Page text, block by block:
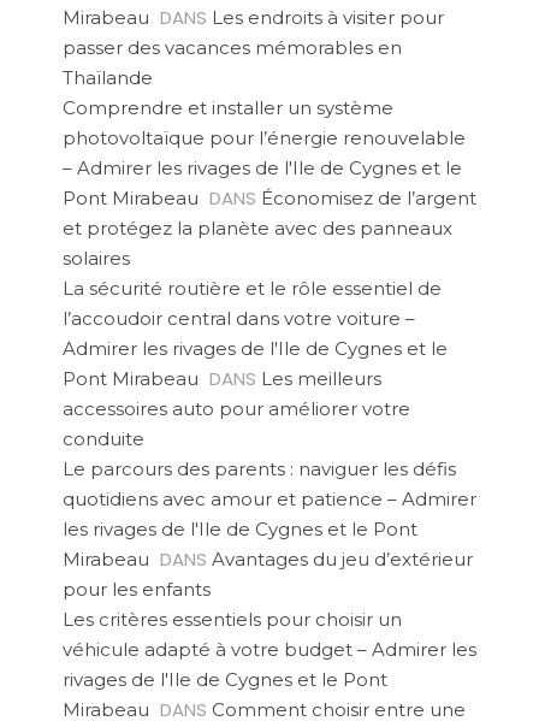
Mirabeau DANS Les endroits à visiter pour
passer des vacances mémorables en
Thaïlande
Comprendre et installer un système
photovoltaïque pour l’énergie renouvelable
– Admirer les rivages de l'Ile de Cygnes et le
Pont Mirabeau DANS Économisez de l’argent
et protégez la planète avec des panneaux
solaires
La sécurité routière et le rôle essentiel de
l’accoudoir central dans votre voiture –
Admirer les rivages de l'Ile de Cygnes et le
Pont Mirabeau DANS Les meilleurs
accessoires auto pour améliorer votre
conduite
Le parcours des parents : naviguer les défis
quotidiens avec amour et patience – Admirer
les rivages de l'Ile de Cygnes et le Pont
Mirabeau DANS Avantages du jeu d’extérieur
pour les enfants
Les critères essentiels pour choisir un
véhicule adapté à votre budget – Admirer les
rivages de l'Ile de Cygnes et le Pont
Mirabeau DANS Comment choisir entre une